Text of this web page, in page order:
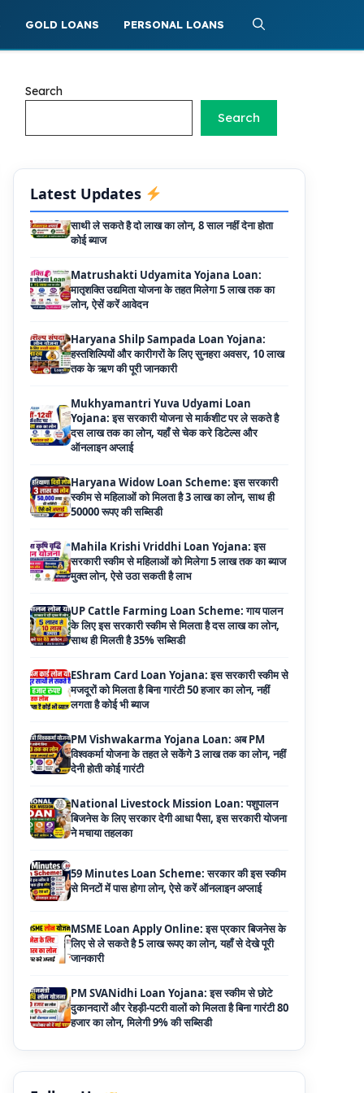
GOLD LOANS PERSONAL LOANS
Search
Search
Latest Updates
Griha Sugam Yojana Apply Online: घर बनाने
40 प्रतिशत सब्सिडी
दुकानदारों को इस स्कीम के तहत मिलता है ₹50,000 का
लोन, कम ब्याज के साथ मिलती है 15% सब्सिडी
कोई ब्याज
Matrushakti Udyamita Yojana Loan:
मातृशक्ति उद्यमिता योजना के तहत मिलेगा 5 लाख तक का
Haryana Shilp Sampada Loan Yojana:
हस्तशिल्पियों और कारीगरों के लिए सुनहरा अवसर, 10 लाख
Mukhyamantri Yuva Udyami Loan
Yojana: इस सरकारी योजना से मार्कशीट पर ले सकते है
ऑनलाइन अप्लाई
Haryana Widow Loan Scheme: इस सरकारी
स्कीम से महिलाओं को मिलता है 3 लाख का लोन, साथ ही
Mahila Krishi Vriddhi Loan Yojana: इस
सरकारी स्कीम से महिलाओं को मिलेगा 5 लाख तक का ब्याज
UP Cattle Farming Loan Scheme: गाय पालन
के लिए इस सरकारी स्कीम से मिलता है दस लाख का लोन,
EShram Card Loan Yojana: इस सरकारी स्कीम से
मजदूरों को मिलता है बिना गारंटी 50 हजार का लोन, नहीं
PM Vishwakarma Yojana Loan: अब PM
विश्वकर्मा योजना के तहत ले सकेंगे 3 लाख तक का लोन, नहीं
National Livestock Mission Loan: पशुपालन
बिजनेस के लिए सरकार देगी आधा पैसा, इस सरकारी योजना
59 Minutes Loan Scheme: सरकार की इस स्कीम
से मिनटों में पास होगा लोन, ऐसे करें ऑनलाइन अप्लाई
MSME Loan Apply Online: इस प्रकार बिजनेस के
लिए से ले सकते है 5 लाख रूपए का लोन, यहाँ से देखे पूरी
PM SVANidhi Loan Yojana: इस स्कीम से छोटे
दुकानदारों और रेहड़ी-पटरी वालों को मिलता है बिना गारंटी 80
Haryana Self Help Group Loan 2026: स्वयं
सहायता समूह महिलाओं को मिल रहा है ₹10 लाख तक का
Bakri Palan Loan Online Apply: अब बकरी
पालन योजना के तहत ले सकते है 5 लाख तक का लोन,